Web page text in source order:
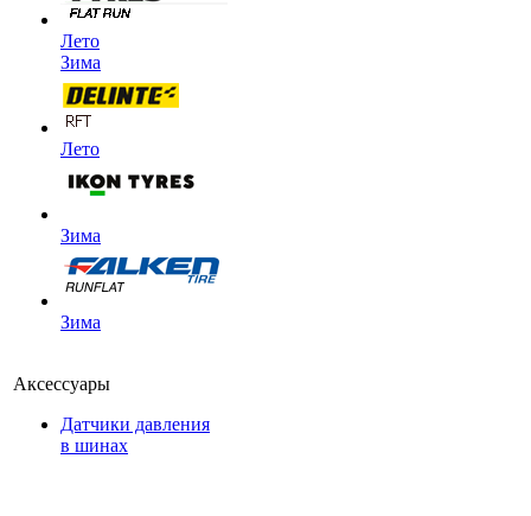
Лето
Зима
Лето
Зима
Зима
Аксессуары
Датчики давления
в шинах